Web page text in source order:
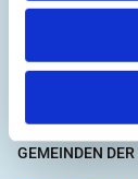
GEMEINDEN